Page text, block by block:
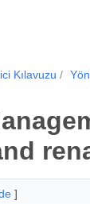
Kılavuzu
]